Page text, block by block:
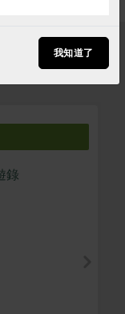
錄
我知道了